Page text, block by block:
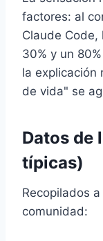
factores: al
Claude Code,
30% y un
la explicación
de vida" se
Datos de
típicas)
Recopilados
comunidad: